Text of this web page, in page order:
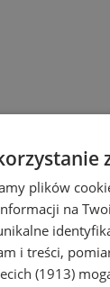
plików
na
i treści,
(1913)